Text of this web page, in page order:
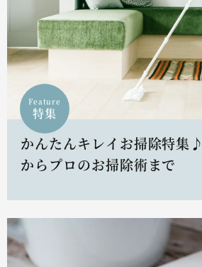
Feature
特集
かんたんキレイお掃除特集
からプロのお掃除術まで